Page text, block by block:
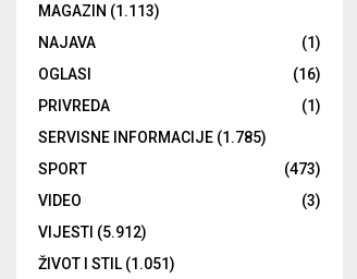
MAGAZIN (1.113)
NAJAVA
(1)
OGLASI
(16)
PRIVREDA
(1)
SERVISNE INFORMACIJE (1.785)
SPORT
(473)
VIDEO
(3)
VIJESTI (5.912)
ŽIVOT I STIL(1.051)